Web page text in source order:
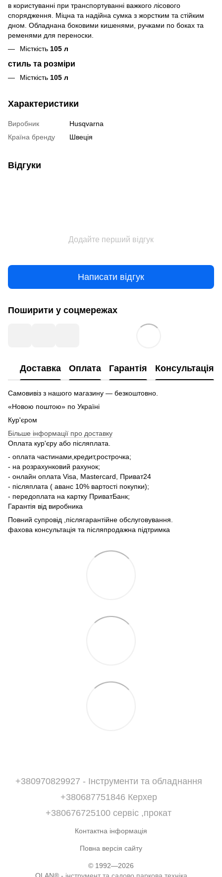
в користуванні при транспортуванні важкого лісового
спорядження. Міцна та надійна сумка з жорстким та стійким
дном. Обладнана боковими кишенями, ручками по боках та
ременями для переноски.
Місткість 105 л
стиль та розміри
Місткість 105 л
Характеристики
Виробник
Husqvarna
Країна бренду
Швеція
Відгуки
Додайте перший відгук
Написати відгук
Поширити у соцмережах
Доставка Оплата Гарантія Консультація
Самовивіз з нашого магазину — безкоштовно.
«Новою поштою» по Україні
Кур'єром
Більше інформації про доставку
Оплата кур'єру або післяплата.
- оплата частинами,кредит,рострочка;
- на розрахунковий рахунок;
- онлайн оплата Visa, Mastercard, Приват24
- післяплата ( аванс 10% вартості покупки);
- передоплата на картку ПриватБанк;
Гарантія від виробника
Повний супровід ,післягарантійне обслуговування.
фахова консультація та післяпродажна підтримка
+380970829927 - Інструменти та обладнання
+380687751846 Керхер
+380676725100 сервіс ,прокат
Контактна інформація
Повна версія сайту
© 1992—2026
OLAN® - інструмент та садово паркова техніка